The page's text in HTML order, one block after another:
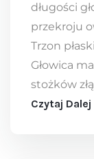
długości
przekroju
Trzon
Głowica
stożków
Czytaj Dalej